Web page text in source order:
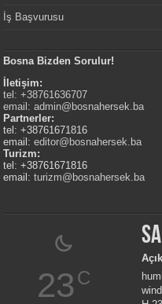
İş Başvurusu
Bosna Bizden Sorulur!
İletişim:
tel: +38761636707
email:admin@bosnahersek.ba
Partnerler:
tel: +38761671816
email:editor@bosnahersek.ba
Turizm:
tel: +38761671816
email:turizm@bosnahersek.ba
23C
Açık